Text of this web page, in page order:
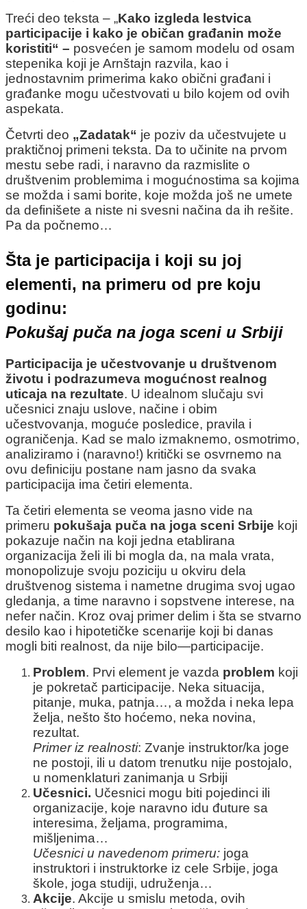
Treći deo teksta – „Kako izgleda lestvica
participacije i kako je običan građanin može
koristiti“ – posvećen je samom modelu od osam
stepenika koji je Arnštajn razvila, kao i
jednostavnim primerima kako obični građani i
građanke mogu učestvovati u bilo kojem od ovih
aspekata.
Četvrti deo „Zadatak“ je poziv da učestvujete u
praktičnoj primeni teksta. Da to učinite na prvom
mestu sebe radi, i naravno da razmislite o
društvenim problemima i mogućnostima sa kojima
se možda i sami borite, koje možda još ne umete
da definišete a niste ni svesni načina da ih rešite.
Pa da počnemo…
Šta je participacija i koji su joj
elementi, na primeru od pre koju
godinu:
Pokušaj puča na joga sceni u Srbiji
Participacija je učestvovanje u društvenom
životu i podrazumeva mogućnost realnog
uticaja na rezultate. U idealnom slučaju svi
učesnici znaju uslove, načine i obim
učestvovanja, moguće posledice, pravila i
ograničenja. Kad se malo izmaknemo, osmotrimo,
analiziramo i (naravno!) kritički se osvrnemo na
ovu definiciju postane nam jasno da svaka
participacija ima četiri elementa.
Ta četiri elementa se veoma jasno vide na
primeru pokušaja puča na joga sceni Srbije koji
pokazuje način na koji jedna etablirana
organizacija želi ili bi mogla da, na mala vrata,
monopolizuje svoju poziciju u okviru dela
društvenog sistema i nametne drugima svoj ugao
gledanja, a time naravno i sopstvene interese, na
nefer način. Kroz ovaj primer delim i šta se stvarno
desilo kao i hipotetičke scenarije koji bi danas
mogli biti realnost, da nije bilo—participacije.
Problem. Prvi element je vazda problem koji
je pokretač participacije. Neka situacija,
pitanje, muka, patnja…, a možda i neka lepa
želja, nešto što hoćemo, neka novina,
rezultat.
Primer iz realnosti: Zvanje instruktor/ka joge
ne postoji, ili u datom trenutku nije postojalo,
u nomenklaturi zanimanja u Srbiji
Učesnici. Učesnici mogu biti pojedinci ili
organizacije, koje naravno idu đuture sa
interesima, željama, programima,
mišljenima…
Učesnici u navedenom primeru: joga
instruktori i instruktorke iz cele Srbije, joga
škole, joga studiji, udruženja…
Akcije. Akcije u smislu metoda, ovih